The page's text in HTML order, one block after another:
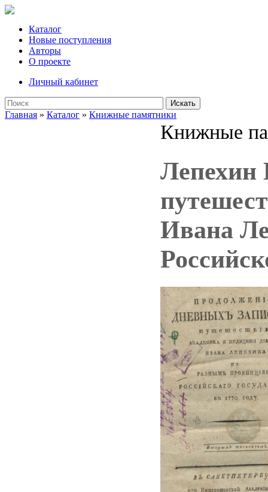
Каталог
Новые поступления
Авторы
О проекте
Личный кабинет
Искать
Главная » Каталог » Книжные памятники
Книжные
Лепехин
Ивана